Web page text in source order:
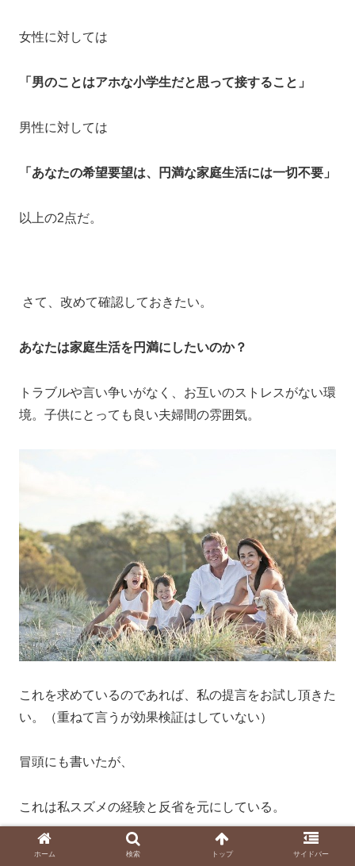
女性に対しては
「男のことはアホな小学生だと思って接すること」
男性に対しては
「あなたの希望要望は、円満な家庭生活には一切不要」
以上の2点だ。
さて、改めて確認しておきたい。
あなたは家庭生活を円満にしたいのか？
トラブルや言い争いがなく、お互いのストレスがない環
境。子供にとっても良い夫婦間の雰囲気。
これを求めているのであれば、私の提言をお試し頂きた
い。（重ねて言うが効果検証はしていない）
冒頭にも書いたが、
これは私スズメの経験と反省を元にしている。
いわば、 ”私の”処世術
ホーム 検索 トップ サイドバー